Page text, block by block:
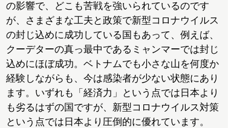
の影響で、どこも苦戦を強いられているのです
が、さまざまな工夫と政策で新型コロナウイルス
の封じ込めに成功している国もあって、例えば、
クーデターの真っ最中であるミャンマーでは封じ
込めにほぼ成功。ベトナムでも小さな山を何度か
経験しながらも、今は感染者が少ない状態にあり
ます。いずれも「経済力」という点では日本より
も劣るはずの国ですが、新型コロナウイルス対策
という点では日本より圧倒的に優れています。